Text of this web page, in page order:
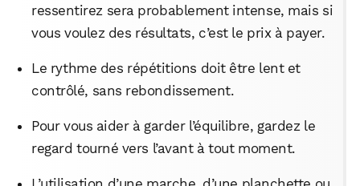
ressentirez sera probablement intense, mais si
vous voulez des résultats, c’est le prix à payer.
Le rythme des répétitions doit être lent et
contrôlé, sans rebondissement.
Pour vous aider à garder l’équilibre, gardez le
regard tourné vers l’avant à tout moment.